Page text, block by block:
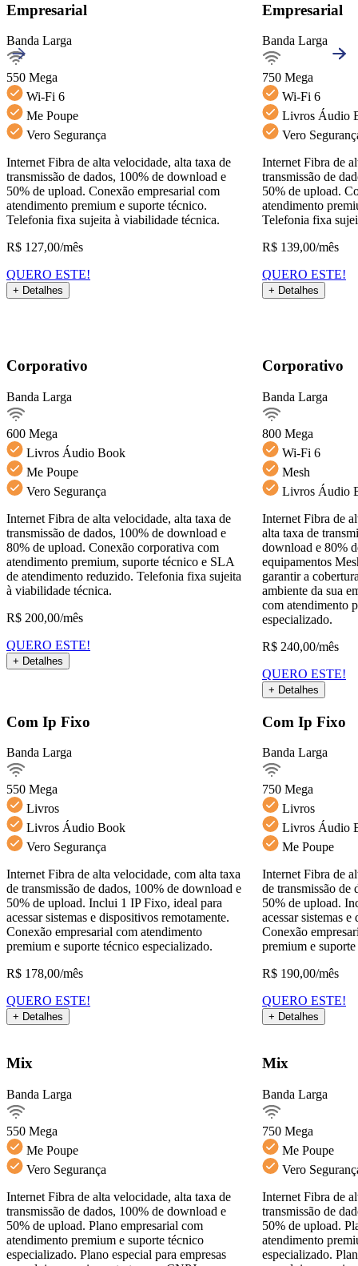
Empresarial
Banda Larga
550 Mega
Wi-Fi 6
Me Poupe
Vero Segurança
Internet Fibra de alta velocidade, alta taxa de
transmissão de dados, 100% de download e
50% de upload. Conexão empresarial com
atendimento premium e suporte técnico.
Telefonia fixa sujeita à viabilidade técnica.
R$ 127,00/mês
QUERO ESTE!
+ Detalhes
Empresarial
Banda Larga
750 Mega
Wi-Fi 6
Livros Áudio
Vero
Internet Fibra de
transmissão de
50% de upload.
atendimento
Telefonia fixa
R$ 139,00/mês
QUERO ESTE!
+ Detalhes
Corporativo
Banda Larga
600 Mega
Livros Áudio Book
Me Poupe
Vero Segurança
Internet Fibra de alta velocidade, alta taxa de
transmissão de dados, 100% de download e
80% de upload. Conexão corporativa com
atendimento premium, suporte técnico e SLA
de atendimento reduzido. Telefonia fixa sujeita
à viabilidade técnica.
R$ 200,00/mês
QUERO ESTE!
+ Detalhes
Alta disponibilidade
Voltar
Corporativo
Banda Larga
800 Mega
Wi-Fi 6
Mesh
Livros Áudio
Internet Fibra de
alta taxa de
download e 80%
equipamentos
garantir a
ambiente da sua
com atendimento
especializado.
R$ 240,00/mês
QUERO ESTE!
+ Detalhes
Com Ip Fixo
Banda Larga
550 Mega
Livros
Livros Áudio Book
Vero Segurança
Internet Fibra de alta velocidade, com alta taxa
de transmissão de dados, 100% de download e
50% de upload. Inclui 1 IP Fixo, ideal para
acessar sistemas e dispositivos remotamente.
Conexão empresarial com atendimento
premium e suporte técnico especializado.
R$ 178,00/mês
QUERO ESTE!
+ Detalhes
Aplicações em nuvem
Voltar
Com Ip Fixo
Banda Larga
750 Mega
Livros
Livros Áudio
Me Poupe
Internet Fibra de
de transmissão de
50% de upload.
acessar sistemas
Conexão
premium e
R$ 190,00/mês
QUERO ESTE!
+ Detalhes
Mix
Banda Larga
550 Mega
Me Poupe
Vero Segurança
Internet Fibra de alta velocidade, alta taxa de
transmissão de dados, 100% de download e
50% de upload. Plano empresarial com
atendimento premium e suporte técnico
especializado. Plano especial para empresas
Emissão de notas fiscais
QUERO ESTE!
Voltar
Mix
Banda Larga
750 Mega
Me Poupe
Vero
Internet Fibra de
transmissão de
50% de upload.
atendimento
especializado.